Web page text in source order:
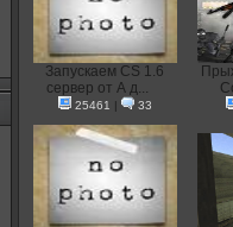
Запускаем CS 1.6
сервер от А д...
25461 | 33